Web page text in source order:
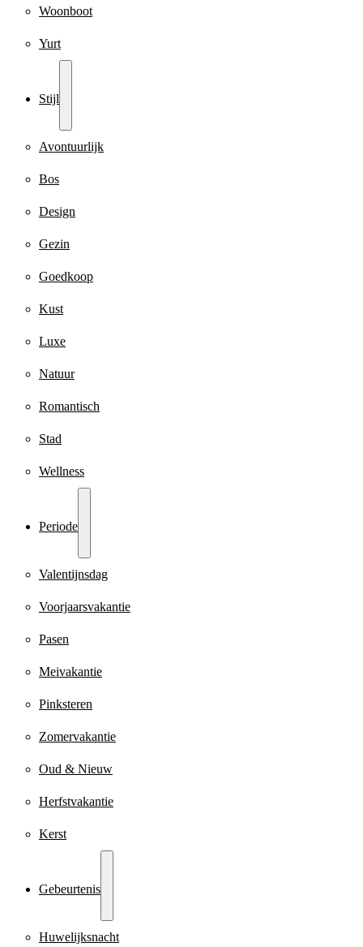
Woonboot
Yurt
Stijl
Avontuurlijk
Bos
Design
Gezin
Goedkoop
Kust
Luxe
Natuur
Romantisch
Stad
Wellness
Periode
Valentijnsdag
Voorjaarsvakantie
Pasen
Meivakantie
Pinksteren
Zomervakantie
Oud & Nieuw
Herfstvakantie
Kerst
Gebeurtenis
Huwelijksnacht